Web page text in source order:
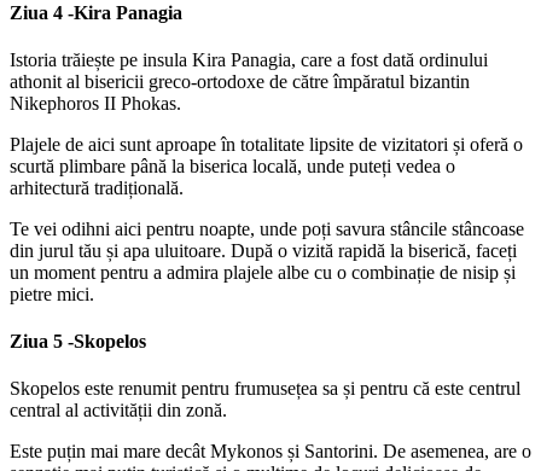
Ziua 4 -Kira Panagia
Istoria trăiește pe insula Kira Panagia, care a fost dată ordinului
athonit al bisericii greco-ortodoxe de către împăratul bizantin
Nikephoros II Phokas.
Plajele de aici sunt aproape în totalitate lipsite de vizitatori și oferă o
scurtă plimbare până la biserica locală, unde puteți vedea o
arhitectură tradițională.
Te vei odihni aici pentru noapte, unde poți savura stâncile stâncoase
din jurul tău și apa uluitoare. După o vizită rapidă la biserică, faceți
un moment pentru a admira plajele albe cu o combinație de nisip și
pietre mici.
Ziua 5 -Skopelos
Skopelos este renumit pentru frumusețea sa și pentru că este centrul
central al activității din zonă.
Este puțin mai mare decât Mykonos și Santorini. De asemenea, are o